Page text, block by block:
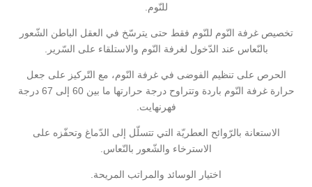
للنّوم.
تخصيص غرفة النّوم للنّوم فقط حتى يترسّخ في العقل الباطن الشّعور
بالنّعاس عند الدّخول لغرفة النّوم والاستلقاء على السّرير.
الحرص على تنظيم الفوضى في غرفة النّوم، مع التّركيز على جعل
حرارة غرفة النّوم باردة وتتراوح درجة حرارتها ما بين 60 إلى 67 درجة
فهرنهايت.
الاستعانة بالرّوائح العطريّة التي تتسلّل إلى الدّماغ وتحفّزه على
الاسترخاء والشّعور بالنّعاس.
اختيار الوسائد والمراتب المريحة.